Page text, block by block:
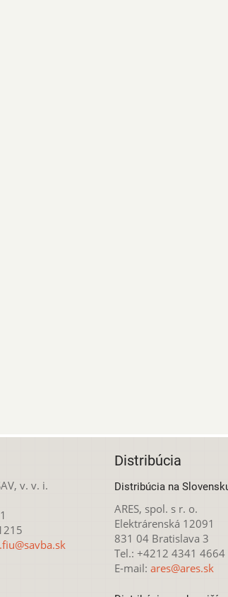
v. v. i.
Distribúcia
Distribúcia na
ARES, spol. s r. o.
Elektrárenská 12091
831 04 Bratislava 3
Tel.: +4212 4341 4664
E-mail: ares@ares.sk